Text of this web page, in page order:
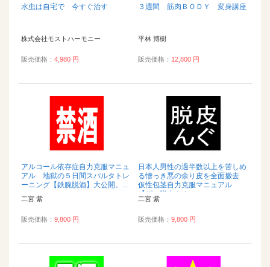
水虫は自宅で 今すぐ治す
株式会社モストハーモニー
販売価格： 4,980 円
３週間 筋肉ＢＯＤＹ 変身講座
平林 博樹
販売価格： 12,800 円
アルコール依存症自力克服マニュ
アル 地獄の５日間スパルタトレ
ーニング【鉄腕脱酒】大公開。...
二宮 紫
販売価格： 9,800 円
日本人男性の過半数以上を苦しめ
る憎っき悪の余り皮を全面撤去
仮性包茎自力克服マニュアル
【ザ・脱皮んぐ（...
二宮 紫
販売価格： 9,800 円